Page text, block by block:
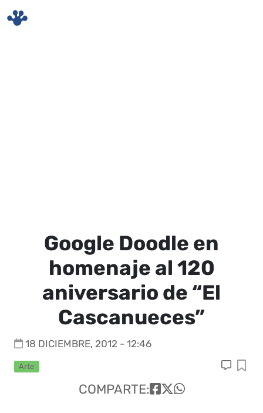
Google Doodle en
homenaje al 120
aniversario de “El
Cascanueces”
18 DICIEMBRE, 2012 - 12:46
Arte
COMPARTE: